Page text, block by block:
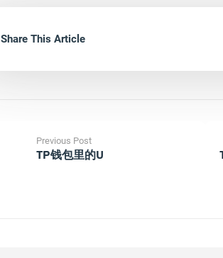
Share This Article
Previous Post
TP钱包里的u